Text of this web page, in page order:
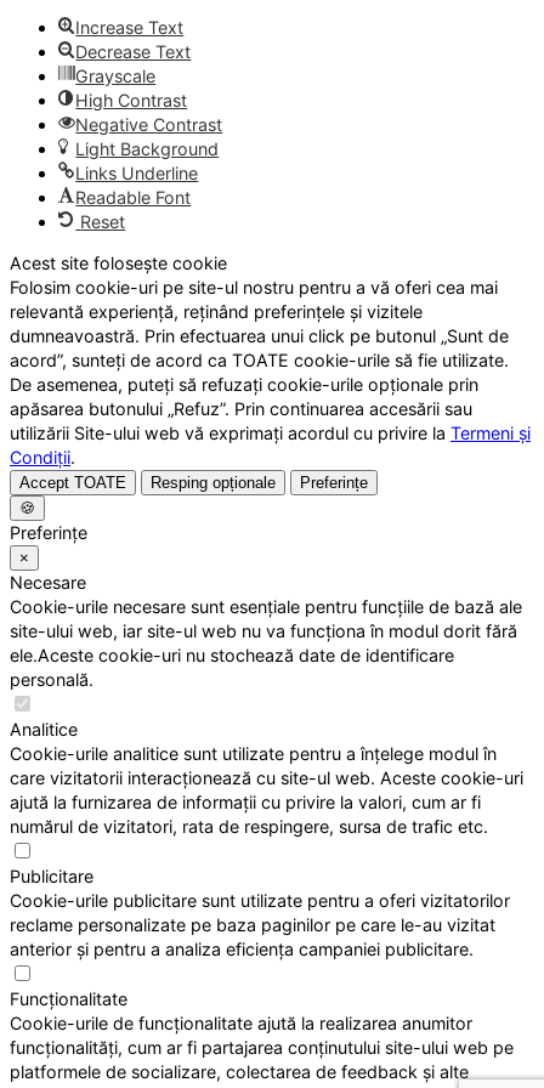
Increase Text
Decrease Text
Grayscale
High Contrast
Negative Contrast
Light Background
Links Underline
Readable Font
Reset
Acest site folosește cookie
Folosim cookie-uri pe site-ul nostru pentru a vă oferi cea mai
relevantă experiență, reținând preferințele și vizitele
dumneavoastră. Prin efectuarea unui click pe butonul „Sunt de
acord”, sunteți de acord ca TOATE cookie-urile să fie utilizate.
De asemenea, puteți să refuzați cookie-urile opționale prin
apăsarea butonului „Refuz”. Prin continuarea accesării sau
utilizării Site-ului web vă exprimați acordul cu privire la Termeni și
Condiții.
Accept TOATE Resping opționale
Preferințe
🍪
Preferințe
×
Necesare
Cookie-urile necesare sunt esențiale pentru funcțiile de bază ale
site-ului web, iar site-ul web nu va funcționa în modul dorit fără
ele.Aceste cookie-uri nu stochează date de identificare
personală.
Analitice
Cookie-urile analitice sunt utilizate pentru a înțelege modul în
care vizitatorii interacționează cu site-ul web. Aceste cookie-uri
ajută la furnizarea de informații cu privire la valori, cum ar fi
numărul de vizitatori, rata de respingere, sursa de trafic etc.
Publicitare
Cookie-urile publicitare sunt utilizate pentru a oferi vizitatorilor
reclame personalizate pe baza paginilor pe care le-au vizitat
anterior și pentru a analiza eficiența campaniei publicitare.
Funcționalitate
Cookie-urile de funcționalitate ajută la realizarea anumitor
funcționalități, cum ar fi partajarea conținutului site-ului web pe
platformele de socializare, colectarea de feedback și alte